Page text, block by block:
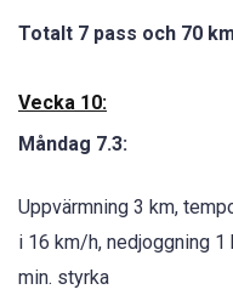
Totalt 7 pass och 70
Vecka 10:
Måndag 7.3:
Uppvärmning 3 km,
i 16 km/h, nedjoggning
min. styrka